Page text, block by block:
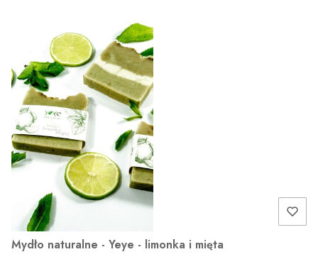
Mydło naturalne - Yeye - limonka i mięta